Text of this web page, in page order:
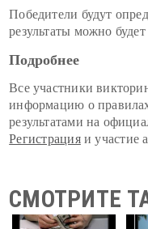
Победители будут
результаты можно
Подробнее
Все участники
информацию о
результатами на
Регистрацияи участие
СМОТРИТЕ